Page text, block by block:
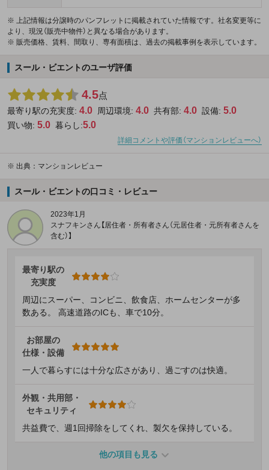
※ 上記情報は分譲時のパンフレットに掲載されていた情報です。社名変更等に
より、現況（販売中物件）と異なる場合があります。
※ 販売価格、賃料、間取り、専有面積は、過去の掲載事例を表示しています。
スール・ビエントのユーザ評価
4.5点
最寄り駅の充実度: 4.0 周辺環境: 4.0 共有部: 4.0 設備: 5.0
買い物: 5.0 暮らし:5.0
詳細コメントや評価（マンションレビューへ）
※ 出典：マンションレビュー
スール・ビエントの口コミ・レビュー
2023年1月
スナフキンさん【居住者・所有者さん（元居住者・元所有者さんを
含む）】
最寄り駅の
充実度
周辺にスーパー、コンビニ、飲食店、ホームセンターが多
数ある。 高速道路のICも、車で10分。
お部屋の
仕様・設備
一人で暮らすには十分な広さがあり、過ごすのは快適。
外観・共用部・
セキュリティ
共益費で、週1回掃除をしてくれ、製欠を保持している。
他の項目も見る